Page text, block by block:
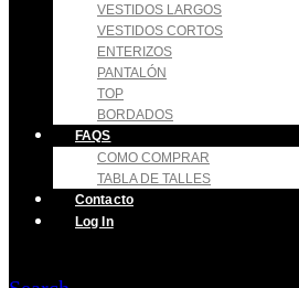
VESTIDOS LARGOS
VESTIDOS CORTOS
ENTERIZOS
PANTALÓN
TOP
BORDADOS
FAQS
COMO COMPRAR
TABLA DE TALLES
Contacto
Log In